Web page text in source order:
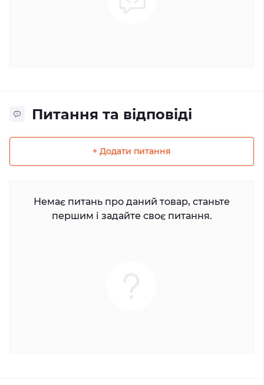
Питання та відповіді
+ Додати питання
Немає питань про даний товар, станьте
першим і задайте своє питання.